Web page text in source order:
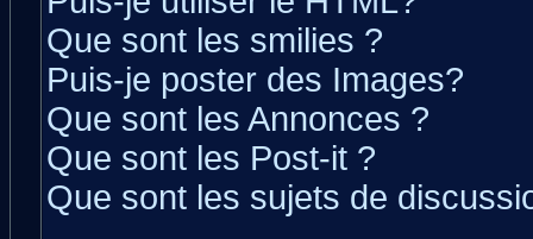
Que sont les smilies ?
Puis-je poster des Images?
Que sont les Annonces ?
Que sont les Post-it ?
Que sont les sujets de